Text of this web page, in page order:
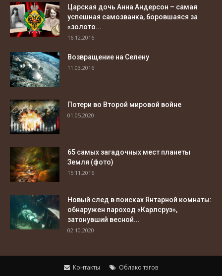
Царская дочь Анна Андерсон – самая
успешная самозванка, боровшаяся за
«золото...
16.12.2016
Возвращение на Селену
11.03.2016
Потери во Второй мировой войне
01.05.2020
65 самых загадочных мест планеты
Земля (фото)
15.11.2016
Новый след в поисках Янтарной комнаты:
обнаружен пароход «Карлсруэ»,
затонувший весной...
02.10.2020
Контакты Облако тэгов